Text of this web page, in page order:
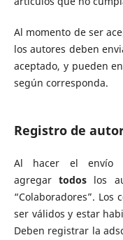
Al momento de ser
los autores deben
aceptado, y pueden
según corresponda.
Registro de
Al hacer el envío
agregartodos los
“Colaboradores”. Los
ser válidos y estar
Deben registrar la